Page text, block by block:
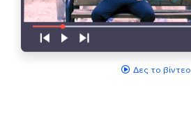
Δες το βίντεο